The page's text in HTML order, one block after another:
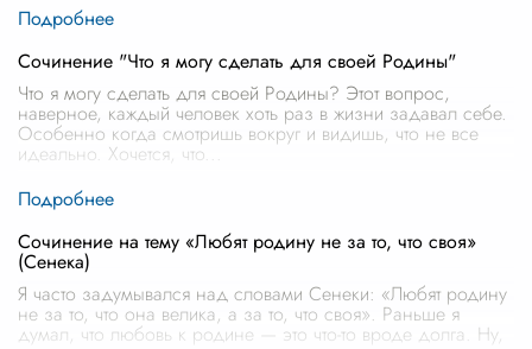
Сочинение "Что я могу сделать для своей Родины"
Что я могу сделать для своей Родины? Этот вопрос,
наверное, каждый человек хоть раз в жизни задавал себе.
Особенно когда смотришь вокруг и видишь, что не все
идеально. Хочется, что
Сочинение на тему «Любят родину не за то, что своя»
(Сенека)
Я часто задумывался над словами Сенеки: «Любят родину
не за то, что она велика, а за то, что своя». Раньше я
думал, что любовь к родине — это что-то вроде долга. Ну,